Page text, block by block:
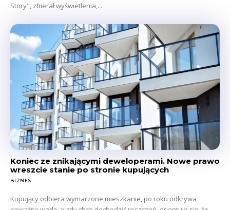
Story", zbierał wyświetlenia,...
Koniec ze znikającymi deweloperami. Nowe prawo
wreszcie stanie po stronie kupujących
BIZNES
Kupujący odbiera wymarzone mieszkanie, po roku odkrywa